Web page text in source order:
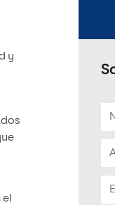
y